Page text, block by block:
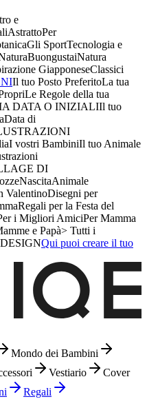
e
AstrattoPer
Gli SportTecnologia e
BuongustaiNatura
GiapponeseClassici
Il tuo Posto PreferitoLa tua
Le Regole della tua
DATA O INIZIALIIl tuo
Data di
I vostri BambiniIl tuo Animale
DI
NascitaAnimale
ValentinoDisegni per
Regali per la Festa del
i Migliori AmiciPer Mamma
e Papà> Tutti i
Qui puoi creare il tuo
Mondo dei Bambini
Vestiario
Cover
Regali